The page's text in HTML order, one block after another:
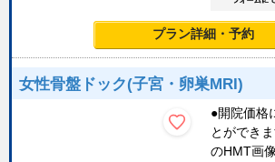
プラン詳細・予約
女性骨盤ドック(子宮・卵巣MRI)
●開院価格
とができ
のHMT画